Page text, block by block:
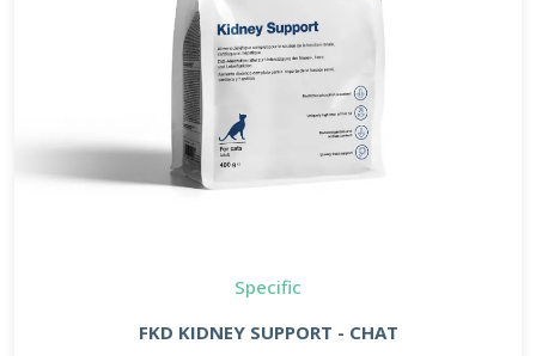
Specific
FKD KIDNEY SUPPORT - CHAT